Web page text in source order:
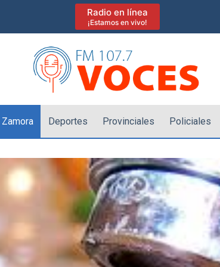
Radio en línea
¡Estamos en vivo!
Deportes Provinciales Policiales